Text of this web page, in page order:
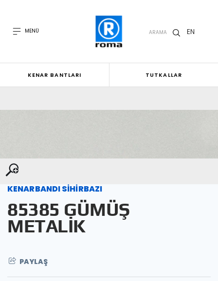
MENÜ ARAMA EN
KENAR BANTLARI TUTKALLAR
KENARBANDI SİHİRBAZI
85385 GÜMÜŞ
METALİK
PAYLAŞ